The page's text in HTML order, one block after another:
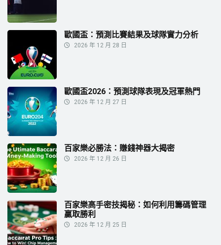
歐國盃：預測比賽結果及球隊實力分析
2026 年 12 月 28 日
歐國盃2026：預測球隊表現及冠軍熱門
2026 年 12 月 27 日
百家樂必勝法：賺錢神器大揭密
2026 年 12 月 26 日
百家樂高手密技揭秘：如何利用籌碼管理
贏取勝利
2026 年 12 月 25 日